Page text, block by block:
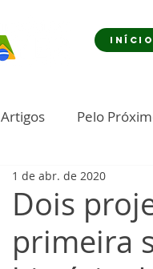
INÍCIO
Artigos Pelo
Dois
primeira
1 de abr. de 2020